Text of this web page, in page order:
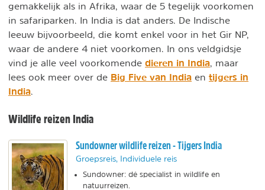
gemakkelijk als in Afrika, waar de 5 tegelijk voorkomen
in safariparken. In India is dat anders. De Indische
leeuw bijvoorbeeld, die komt enkel voor in het Gir NP,
waar de andere 4 niet voorkomen. In ons veldgidsje
vind je alle veel voorkomende dieren in India , maar
lees ook meer over de Big Five van India en tijgers in
India
Wildlife reizen India
Sundowner wildlife reizen - Tijgers India
Groepsreis, Individuele reis
Sundowner: dé specialist in wildlife en
natuurreizen.